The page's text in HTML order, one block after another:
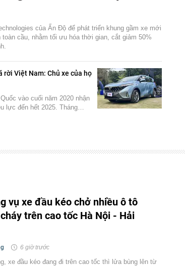
của Ấn Độ để phát triển khung gầm xe mới
cầu, nhằm tối ưu hóa thời gian, cắt giảm 50%
rời Việt Nam: Chủ xe của họ
vào cuối năm 2020 nhận
lực đến hết 2025. Tháng…
vụ xe đầu kéo chở nhiều ô tô
trên cao tốc Hà Nội - Hải
6 giờ trước
xe đầu kéo đang đi trên cao tốc thì lửa bùng lên từ